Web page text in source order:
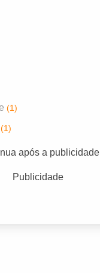
(1)
(1)
após a publicidade
Publicidade